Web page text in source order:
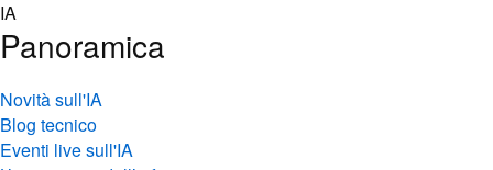
Skip
to
content
IA
Panoramica
Novità sull'IA
Blog tecnico
Eventi live sull'IA